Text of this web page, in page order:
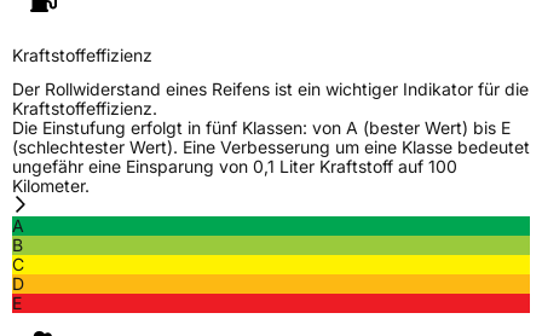
Kraftstoffeffizienz
Der Rollwiderstand eines Reifens ist ein wichtiger Indikator für die
Kraftstoffeffizienz.
Die Einstufung erfolgt in fünf Klassen: von A (bester Wert) bis E
(schlechtester Wert). Eine Verbesserung um eine Klasse bedeutet
ungefähr eine Einsparung von 0,1 Liter Kraftstoff auf 100
Kilometer.
A
B
C
D
E